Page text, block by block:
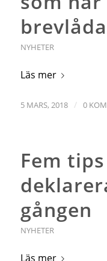
brevlåda
NYHETER
Läs mer
5 MARS, 2018 / 0
Fem
gången
NYHETER
Läs mer